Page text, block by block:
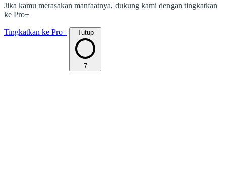
Jika kamu merasakan manfaatnya, dukung kami dengan tingkatkan
ke Pro+
Tingkatkan ke Pro+ Tutup
7